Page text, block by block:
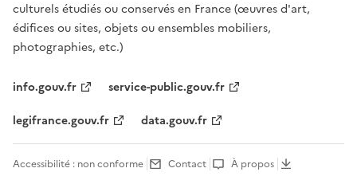
culturels étudiés ou conservés en France (œuvres d'art,
édifices ou sites, objets ou ensembles mobiliers,
photographies, etc.)
info.gouv.fr
service-public.gouv.fr
legifrance.gouv.fr
data.gouv.fr
Accessibilité : non conforme Contact À propos